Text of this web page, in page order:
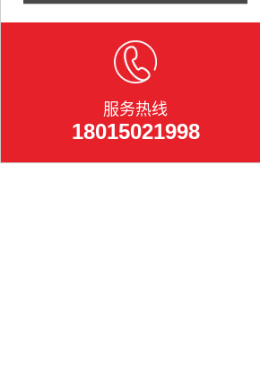
服务热线
18015021998